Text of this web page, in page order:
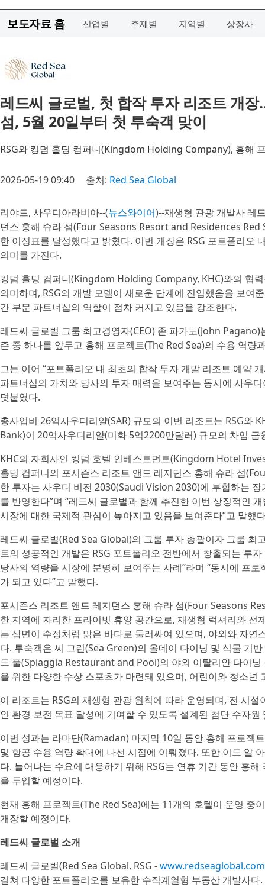
보도자료 홈 산업별 주제별 지역별 상장사
레드씨 글로벌, 첫 합작 투자 리조트 개
섬, 5월 20일부터 첫 투숙객 맞이
RSG와 킹덤 홀딩 컴퍼니(Kingdom Holding Company), 홍해
2026-05-19 09:40 출처: Red Sea Global
리야드, 사우디아라비아--(뉴스와이어)--재생형 관광 개발사 레
던스 홍해 슈라 섬(Four Seasons Resort and Residences
한 이정표를 달성했다고 밝혔다. 이번 개장은 RSG 포트폴리오
의미를 가진다.
킹덤 홀딩 컴퍼니(Kingdom Holding Company, KHC)와의 협
의미하며, RSG의 개발 모델이 새로운 단계에 진입했음을 보여
간 부문 파트너십의 역할이 점차 커지고 있음을 강조한다.
레드씨 글로벌 그룹 최고경영자(CEO) 존 파가노(John
즌 중 하나를 앞두고 홍해 프로젝트(The Red Sea)의 수용 역량
그는 이어 “포트폴리오 내 최초의 합작 투자 개발 리조트 예약
파트너십의 가치와 당사의 투자 매력을 보여주는 동시에 사우
덧붙였다.
총사업비 26억사우디리얄(SAR) 규모의 이번 리조트는 RSG와
Bank)이 20억사우디리얄(미화 5억2200만달러) 규모의 차입 금
KHC의 자회사인 킹덤 호텔 인베스트먼트(Kingdom Hotel
홀딩 컴퍼니의 포시즌스 리조트 앤드 레지던스 홍해 슈라 섬
한 투자는 사우디 비전 2030(Saudi Vision 2030)에 부합하는
를 반영한다”며 “레드씨 글로벌과 함께 추진한 이번 상징적인
시장에 대한 국제적 관심이 높아지고 있음을 보여준다”고 말했
레드씨 글로벌(Red Sea Global)의 그룹 투자 총괄이자 그룹
트의 성공적인 개발은 RSG 포트폴리오 전반에서 창출되는 투
당사의 역량을 시장에 분명히 보여주는 사례”라며 “동시에 프
가 되고 있다”고 말했다.
포시즌스 리조트 앤드 레지던스 홍해 슈라 섬(Four Seasons
한 지역에 자리한 프라이빗 휴양 공간으로, 재생형 럭셔리와
는 삼면이 수정처럼 맑은 바다로 둘러싸여 있으며, 야외와 자
다. 투숙객은 씨 그린(Sea Green)의 올데이 다이닝 및 식물 기
드 풀(Spiaggia Restaurant and Pool)의 야외 이탈리안 다이
을 위한 다양한 수상 스포츠가 마련돼 있으며, 어린이와 청소년
이 리조트는 RSG의 재생형 관광 원칙에 따라 운영되며, 전 시
인 환경 보전 목표 달성에 기여할 수 있도록 설계된 첨단 수자
이번 성과는 라마단(Ramadan) 마지막 10일 동안 홍해 프로젝
및 항공 수용 역량 확대에 나선 시점에 이뤄졌다. 또한 이드 알
다. 늘어나는 수요에 대응하기 위해 RSG는 연휴 기간 동안 홍
을 투입할 예정이다.
현재 홍해 프로젝트(The Red Sea)에는 11개의 호텔이 운영
개장할 예정이다.
레드씨 글로벌 소개
레드씨 글로벌(Red Sea Global, RSG -www.redseaglobal.com
걸쳐 다양한 포트폴리오를 보유한 수직계열형 부동산 개발사